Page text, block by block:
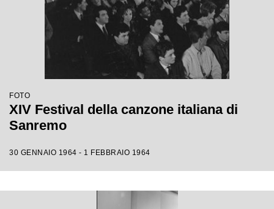
FOTO
XIV Festival della canzone italiana di
Sanremo
30 GENNAIO 1964 - 1 FEBBRAIO 1964